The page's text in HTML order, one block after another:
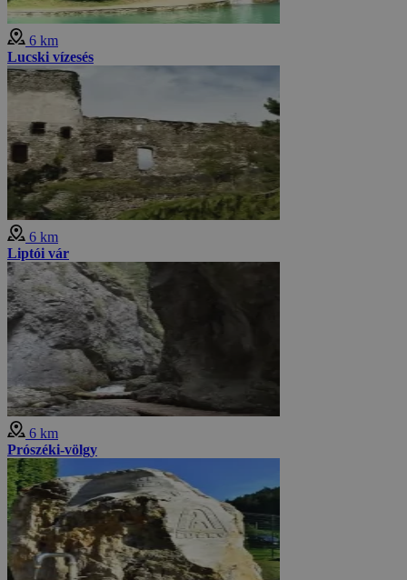
6 km
Lucski vízesés
6 km
Liptói vár
6 km
Prószéki-völgy